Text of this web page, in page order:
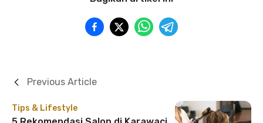
Tips & Lifestyle
Previous Article